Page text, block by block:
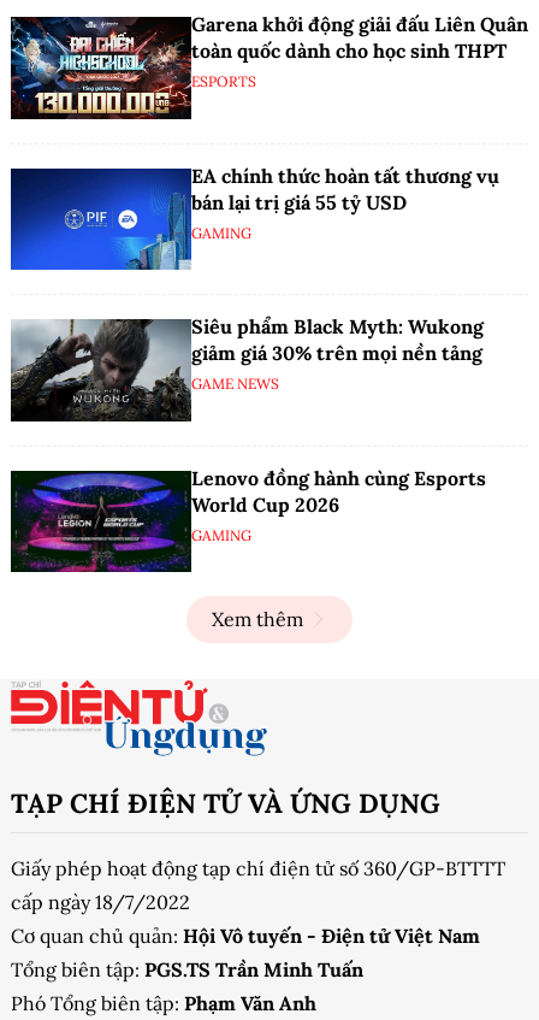
Garena khởi động giải đấu Liên Quân
toàn quốc dành cho học sinh THPT
ESPORTS
EA chính thức hoàn tất thương vụ
bán lại trị giá 55 tỷ USD
GAMING
Siêu phẩm Black Myth: Wukong
giảm giá 30% trên mọi nền tảng
GAME NEWS
Lenovo đồng hành cùng Esports
World Cup 2026
GAMING
Xem thêm
TẠP CHÍ ĐIỆN TỬ VÀ ỨNG DỤNG
Giấy phép hoạt động tạp chí điện tử số 360/GP-BTTTT
cấp ngày 18/7/2022
Cơ quan chủ quản: Hội Vô tuyến - Điện tử Việt Nam
Tổng biên tập: PGS.TS Trần Minh Tuấn
Phó Tổng biên tập: Phạm Văn Anh